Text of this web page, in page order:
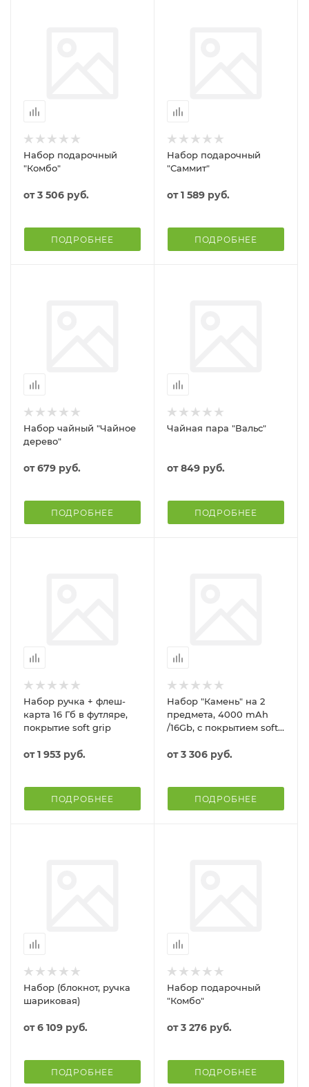
Набор подарочный
"Комбо"
от3 506 руб.
ПОДРОБНЕЕ
Набор подарочный
"Саммит"
от1 589 руб.
ПОДРОБНЕЕ
Набор чайный "Чайное
дерево"
от679 руб.
ПОДРОБНЕЕ
Чайная пара "Вальс"
от849 руб.
ПОДРОБНЕЕ
Набор ручка + флеш-
карта 16 Гб в футляре,
покрытие soft grip
от1 953 руб.
ПОДРОБНЕЕ
Набор "Камень" на 2
предмета, 4000 mAh
/16Gb, с покрытием soft
от3 306 руб.
ПОДРОБНЕЕ
Набор (блокнот, ручка
шариковая)
от6 109 руб.
ПОДРОБНЕЕ
Набор подарочный
"Комбо"
от3 276 руб.
ПОДРОБНЕЕ